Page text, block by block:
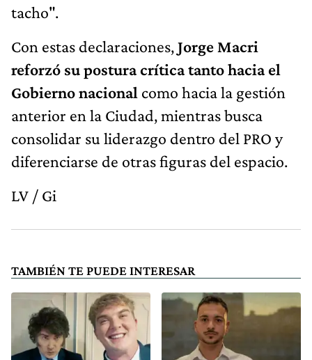
tacho".
Con estas declaraciones,Jorge Macri
reforzó su postura crítica tanto hacia el
Gobierno nacional como hacia la gestión
anterior en la Ciudad, mientras busca
consolidar su liderazgo dentro del PRO y
diferenciarse de otras figuras del espacio.
LV / Gi
TAMBIÉN TE PUEDE INTERESAR